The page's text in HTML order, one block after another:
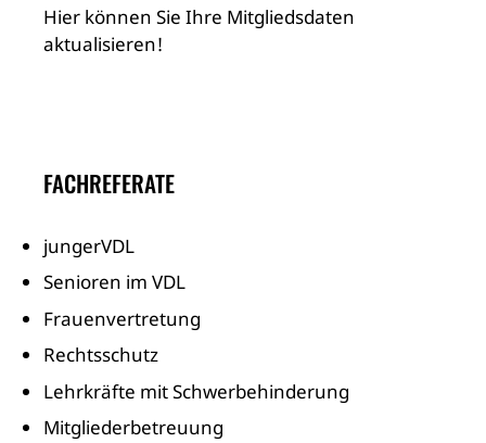
Hier können Sie Ihre Mitgliedsdaten
aktualisieren!
FACHREFERATE
jungerVDL
Senioren im VDL
Frauenvertretung
Rechtsschutz
Lehrkräfte mit Schwerbehinderung
Mitgliederbetreuung